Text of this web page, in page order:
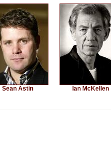
Sean Astin Ian McKellen